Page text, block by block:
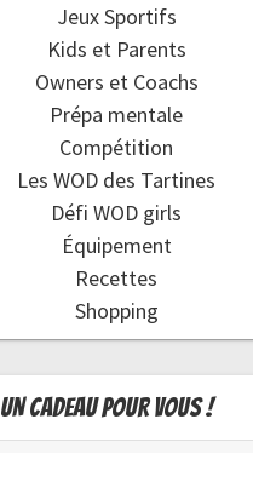
Jeux Sportifs
Kids et Parents
Owners et Coachs
Prépa mentale
Compétition
Les WOD des Tartines
Défi WOD girls
Équipement
Recettes
Shopping
UN CADEAU POUR VOUS !